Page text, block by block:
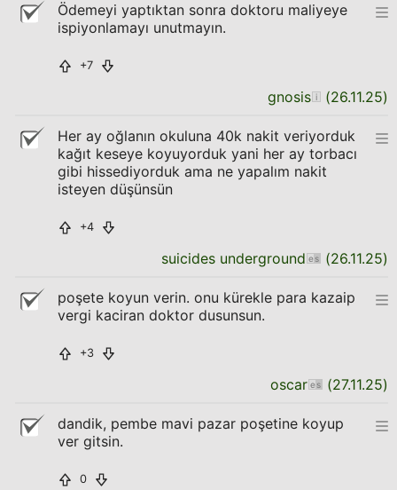
Ödemeyi yaptıktan sonra doktoru maliyeye
ispiyonlamayı unutmayın.
+7
gnosis (26.11.25)
Her ay oğlanın okuluna 40k nakit veriyorduk
kağıt keseye koyuyorduk yani her ay torbacı
gibi hissediyorduk ama ne yapalım nakit
isteyen düşünsün
+4
suicides underground (26.11.25)
poşete koyun verin. onu kürekle para kazaip
vergi kaciran doktor dusunsun.
+3
oscar (27.11.25)
dandik, pembe mavi pazar poşetine koyup
ver gitsin.
0